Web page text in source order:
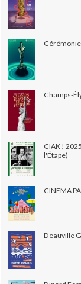
Champs-
CIAK !
l'Étape)
CINEMA
Deauville